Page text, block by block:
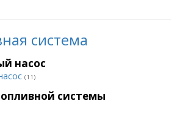
система
насос
(11)
системы